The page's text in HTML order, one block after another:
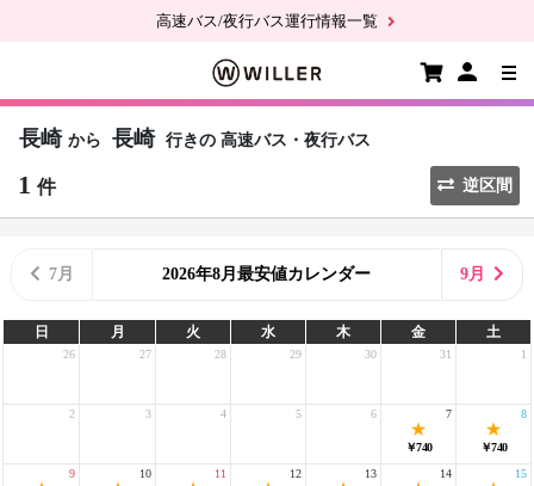
高速バス/夜行バス運行情報一覧
長崎 から 長崎 行きの 高速バス・夜行バス
1 件 逆区間
7月 2026年8月最安値カレンダー 9月
日 月 火 水 木 金 土
26 27 28 29 30 31 1
2 3 4 5 6
￥740
7
￥740
8
9 10 11 12 13 14 15